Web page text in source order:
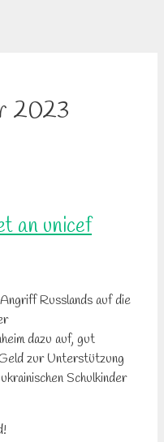
2023
an unicef
Russlands auf die
dazu auf, gut
zur Unterstützung
Schulkinder